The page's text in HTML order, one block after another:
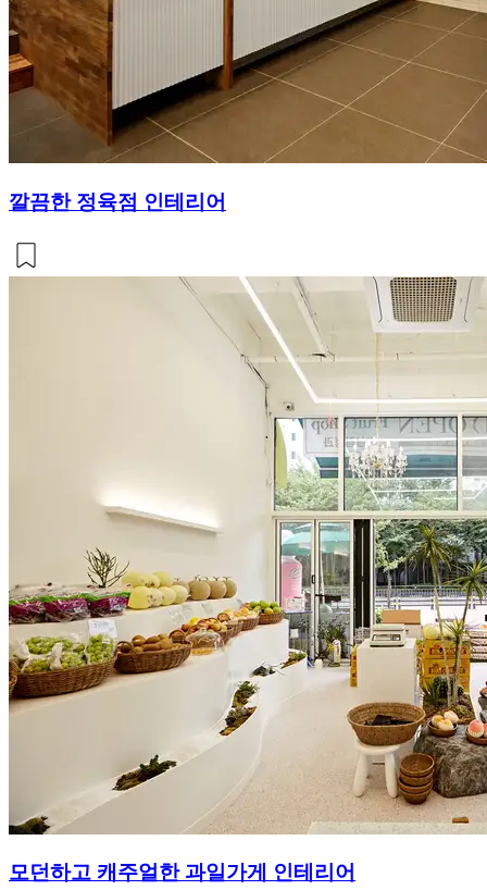
깔끔한 정육점 인테리어
모던하고 캐주얼한 과일가게 인테리어